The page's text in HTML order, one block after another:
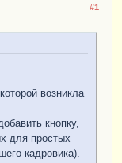
#1
возникла
кнопку,
для простых
кадровика).